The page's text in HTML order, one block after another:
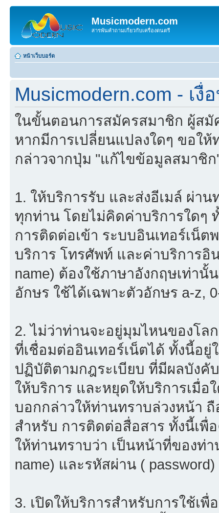
Musicmodern.com
สารพันคำถามเกี่ยวกับเครื่องดนตรี
หน้าเว็บบอร์ด
Musicmodern.com - เงื่
ในขั้นตอนการสมัครสมาชิก ผู้สมั
หากมีการเปลี่ยนแปลงใดๆ ขอใ
กล่าวจากปุ่ม "แก้ไขข้อมูลสมาชิก
1. ให้บริการรับ และส่งอีเมล์ ผ่า
ทุกท่าน โดยไม่คิดค่าบริการใดๆ
การติดต่อเข้า ระบบอินเทอร์เน็
บริการ โทรศัพท์ และค่าบริการอิ
name) ต้องใช้ภาษาอังกฤษเท่านั้
อักษร ใช้ได้เฉพาะตัวอักษร a-z,
2. ไม่ว่าท่านจะอยู่มุมไหนของโล
ที่เชื่อมต่ออินเทอร์เน็ตได้ ทั้งนี้อ
ปฏิบัติตามกฎระเบียบ ที่มีผลบังคั
ให้บริการ และหยุดให้บริการเมื่
บอกกล่าวให้ท่านทราบล่วงหน้า
สำหรับ การติดต่อสื่อสาร ทั้งนี้เพื่
ให้ท่านทราบว่า เป็นหน้าที่ของท่
name) และรหัสผ่าน (
3. เปิดให้บริการสำหรับการใช้เ